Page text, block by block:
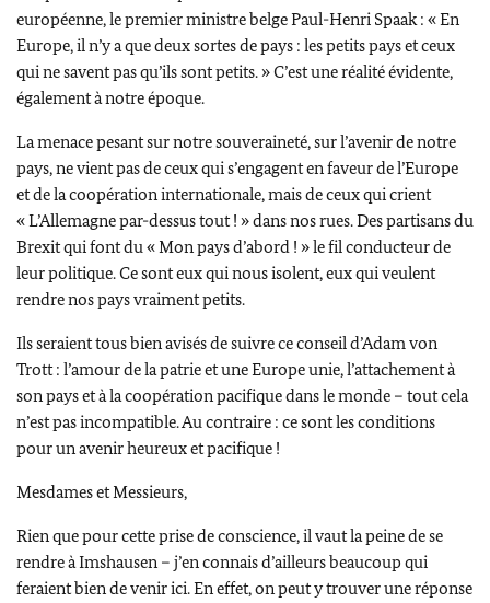
européenne, le premier ministre belgePaul-Henri Spaak: « En
Europe, il n’y a que deux sortes de pays : les petits pays et ceux
qui ne savent pas qu’ils sont petits. » C’est une réalité évidente,
également à notre époque.
La menace pesant sur notre souveraineté, sur l’avenir de notre
pays, ne vient pas de ceux qui s’engagent en faveur de l’Europe
et de la coopération internationale, mais de ceux qui crient
« L’Allemagne par-dessus tout ! » dans nos rues. Des partisans du
Brexit qui font du « Mon pays d’abord ! » le fil conducteur de
leur politique. Ce sont eux qui nous isolent, eux qui veulent
rendre nos pays vraiment petits.
Ils seraient tous bien avisés de suivre ce conseild’Adam von
Trott: l’amour de la patrie et une Europe unie, l’attachement à
son pays et à la coopération pacifique dans le monde – tout cela
n’est pas incompatible. Au contraire : ce sont les conditions
pour un avenir heureux et pacifique !
Mesdames et Messieurs,
Rien que pour cette prise de conscience, il vaut la peine de se
rendre àImshausen – j’en connais d’ailleurs beaucoup qui
feraient bien de venir ici. En effet, on peut y trouver une réponse